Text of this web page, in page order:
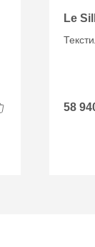
Le
58